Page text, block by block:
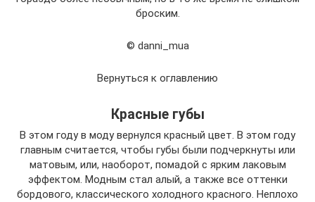
броским.
© danni_mua
Вернуться к оглавлению
Красные губы
В этом году в моду вернулся красный цвет. В этом году
главным считается, чтобы губы были подчеркнуты или
матовым, или, наоборот, помадой с ярким лаковым
эффектом. Модным стал алый, а также все оттенки
бордового, классического холодного красного. Неплохо